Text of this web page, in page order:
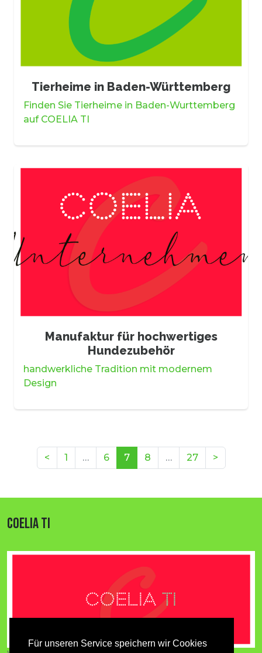
Für unseren Service speichern wir Cookies
Tierheime in Baden-Württemberg
Finden Sie Tierheime in Baden-Wurttemberg
auf COELIA TI
Manufaktur für hochwertiges
Hundezubehör
handwerkliche Tradition mit modernem
Design
< 1 … 6 7(aktuell)
8 … 27 >
COELIA TI